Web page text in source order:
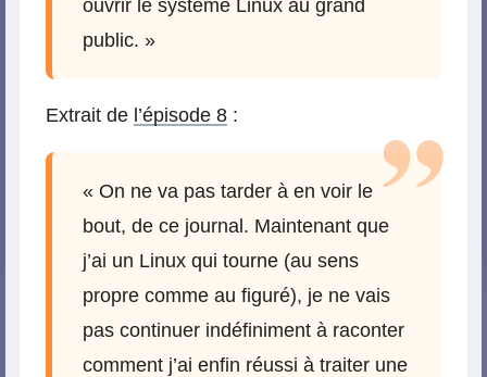
ouvrir le système Linux au grand
public. »
Extrait de l’épisode 8 :
« On ne va pas tarder à en voir le
bout, de ce journal. Maintenant que
j’ai un Linux qui tourne (au sens
propre comme au figuré), je ne vais
pas continuer indéfiniment à raconter
comment j’ai enfin réussi à traiter une